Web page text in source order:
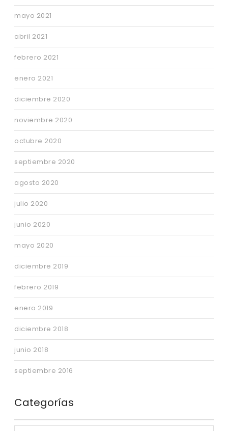
mayo 2021
abril 2021
febrero 2021
enero 2021
diciembre 2020
noviembre 2020
octubre 2020
septiembre 2020
agosto 2020
julio 2020
junio 2020
mayo 2020
diciembre 2019
febrero 2019
enero 2019
diciembre 2018
junio 2018
septiembre 2016
Categorías